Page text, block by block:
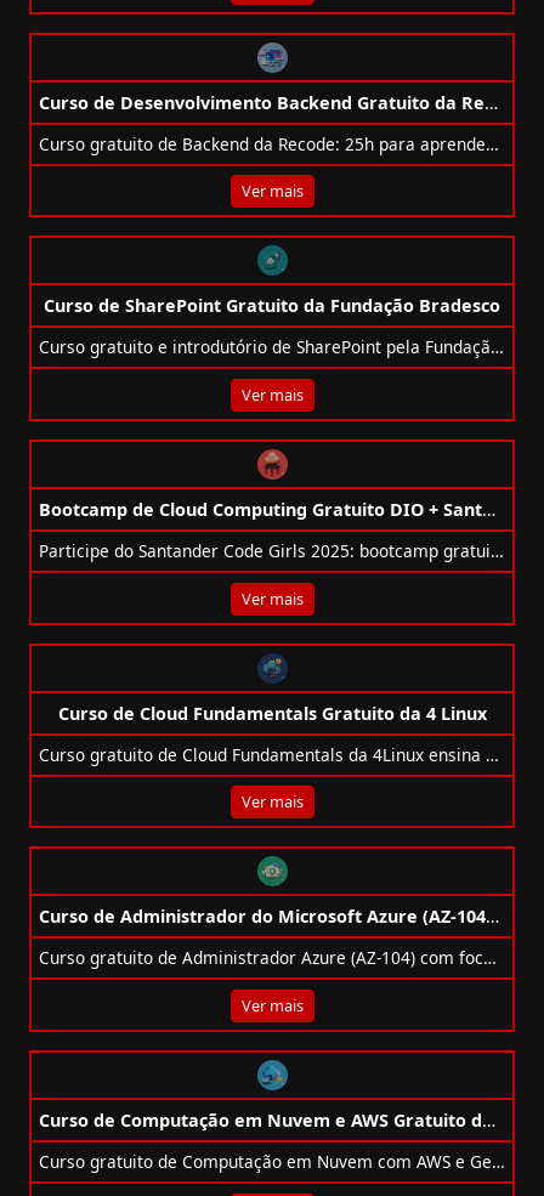
Curso de Desenvolvimento Backend Gratuito da Recode
Curso gratuito de Backend da Recode: 25h para aprender APIs, integrações, testes, boas práticas e cultura DevOps.
Ver mais
Curso de SharePoint Gratuito da Fundação Bradesco
Curso gratuito e introdutório de SharePoint pela Fundação Bradesco. Aprenda a criar sites, bibliotecas e colaborar na nuvem com a Microsoft.
Ver mais
Bootcamp de Cloud Computing Gratuito DIO + Santander
Participe do Santander Code Girls 2025: bootcamp gratuito em cloud com foco em AWS, DevOps e oportunidades reais de contratação!
Ver mais
Curso de Cloud Fundamentals Gratuito da 4 Linux
Curso gratuito de Cloud Fundamentals da 4Linux ensina conceitos de nuvem e prática em ambientes Multicloud.
Ver mais
Curso de Administrador do Microsoft Azure (AZ-104T00) Gratuito
Curso gratuito de Administrador Azure (AZ-104) com foco em redes, VMs, identidades, backup e monitoramento. Certificação Microsoft incluída.
Ver mais
Curso de Computação em Nuvem e AWS Gratuito da Generation Brasil
Curso gratuito de Computação em Nuvem com AWS e Generation Brasil prepara jovens para o mercado tech com apoio à empregabilidade.